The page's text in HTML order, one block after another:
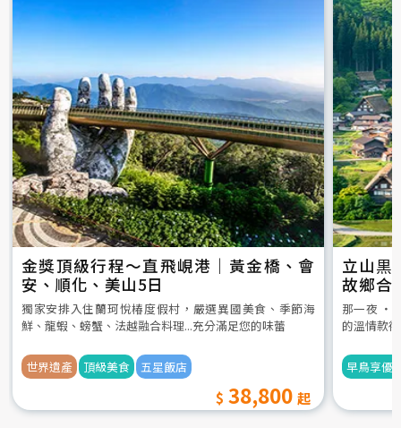
金獎頂級行程～直飛峴港｜黃金橋、會
安、順化、美山5日
獨家安排入住蘭珂悅椿度假村，嚴選異國美食、季節海
鮮、龍蝦、螃蟹、法越融合料理...充分滿足您的味蕾
世界遺產 頂級美食 五星飯店
38,800
立山黒
故鄉合
5日
那一夜 ‧
的溫情款
早鳥享優